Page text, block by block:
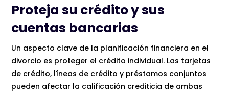
Proteja su crédito y sus
cuentas bancarias
Un aspecto clave de la planificación financiera en el
divorcio es proteger el crédito individual. Las tarjetas
de crédito, líneas de crédito y préstamos conjuntos
pueden afectar la calificación crediticia de ambas